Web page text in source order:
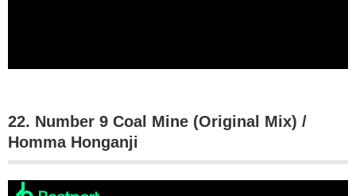
22. Number 9 Coal Mine (Original Mix) /
Homma Honganji